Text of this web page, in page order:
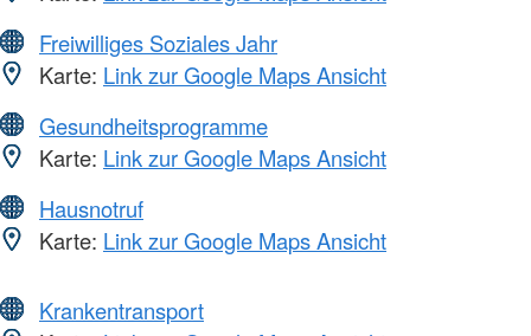
Freiwilliges Soziales Jahr
Karte: Link zur Google Maps Ansicht
Gesundheitsprogramme
Karte: Link zur Google Maps Ansicht
Hausnotruf
Karte: Link zur Google Maps Ansicht
Krankentransport